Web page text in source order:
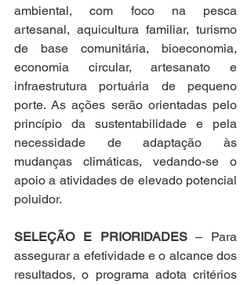
ambiental, com foco na pesca
artesanal, aquicultura familiar, turismo
de base comunitária, bioeconomia,
economia circular, artesanato e
infraestrutura portuária de pequeno
porte. As ações serão orientadas pelo
princípio da sustentabilidade e pela
necessidade de adaptação às
mudanças climáticas, vedando-se o
apoio a atividades de elevado potencial
poluidor.
SELEÇÃO E PRIORIDADES – Para
assegurar a efetividade e o alcance dos
resultados, o programa adota critérios